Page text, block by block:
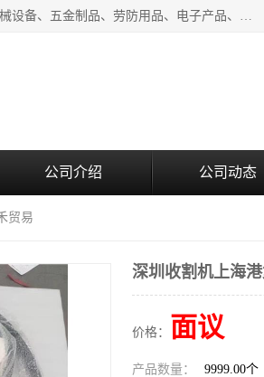
上海青禾贸易有限公司成立于2020年，注册地位于上海市宝山区。经营范围包括：机械设备、五金制品、劳防用品、电子产品、塑胶制品、家具、模具、纺织品、仪器仪表、建筑材料、装饰材料、化工产品、金属制品、机车配件等货物进出口报关、清关服务。
公司介绍 公司动态
贸易
深圳收割机上海
价格： 面议
产品数量： 9999.00个